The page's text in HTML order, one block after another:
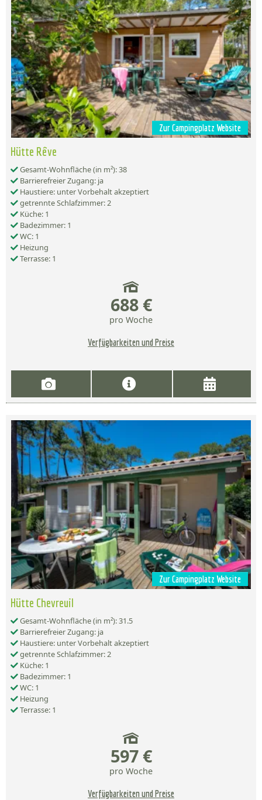
Zur Campingplatz Website
Hütte Rêve
Gesamt-Wohnfläche (in m²): 38
Barrierefreier Zugang: ja
Haustiere: unter Vorbehalt akzeptiert
getrennte Schlafzimmer: 2
Küche: 1
Badezimmer: 1
WC: 1
Heizung
Terrasse: 1
688 €
pro Woche
Verfügbarkeiten und Preise
Zur Campingplatz Website
Hütte Chevreuil
Gesamt-Wohnfläche (in m²): 31.5
Barrierefreier Zugang: ja
Haustiere: unter Vorbehalt akzeptiert
getrennte Schlafzimmer: 2
Küche: 1
Badezimmer: 1
WC: 1
Heizung
Terrasse: 1
597 €
pro Woche
Verfügbarkeiten und Preise